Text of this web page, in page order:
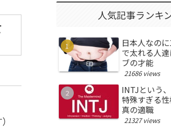
人気記事ランキ
日本人なの
で太れる人
ブの才能
21686 views
INTJという
特殊すぎる
真の適職
21327 views